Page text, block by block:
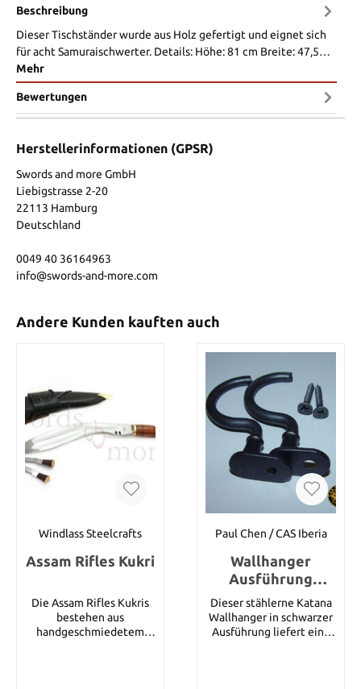
Beschreibung
Dieser Tischständer wurde aus Holz gefertigt und eignet sich
für acht Samuraischwerter. Details: Höhe: 81 cm Breite: 47,5…
Mehr
Bewertungen
Herstellerinformationen (GPSR)
Swords and more GmbH
Liebigstrasse 2-20
22113 Hamburg
Deutschland
0049 40 36164963
info@swords-and-more.com
Andere Kunden kauften auch
Windlass Steelcrafts
Assam Rifles Kukri
Die Assam Rifles Kukris
bestehen aus
handgeschmiedetem
Paul Chen / CAS Iberia
Wallhanger
Ausführung
schwarz
Dieser stählerne Katana
Wallhanger in schwarzer
Ausführung liefert eine